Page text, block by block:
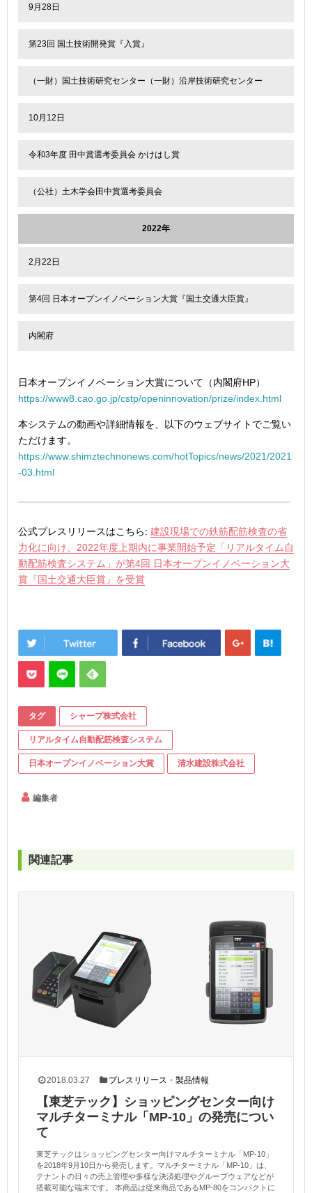
9月28日
第23回 国土技術開発賞『入賞』
（一財）国土技術研究センター（一財）沿岸技術研究センター
10月12日
令和3年度 田中賞選考委員会 かけはし賞
（公社）土木学会田中賞選考委員会
2022年
2月22日
第4回 日本オープンイノベーション大賞『国土交通大臣賞』
内閣府
日本オープンイノベーション大賞について（内閣府HP）
https://www8.cao.go.jp/cstp/openinnovation/prize/index.html
本システムの動画や詳細情報を、以下のウェブサイトでご覧い
ただけます。
https://www.shimztechnonews.com/hotTopics/news/2021/2021
-03.html
公式プレスリリースはこちら: 建設現場での鉄筋配筋検査の省
力化に向け、2022年度上期内に事業開始予定「リアルタイム自
動配筋検査システム」が第4回 日本オープンイノベーション大
賞『国土交通大臣賞』を受賞
タグ シャープ株式会社
リアルタイム自動配筋検査システム
日本オープンイノベーション大賞 清水建設株式会社
編集者
関連記事
2018.03.27 プレスリリース ・製品情報
【東芝テック】ショッピングセンター向け
マルチターミナル「MP-10」の発売につい
て
東芝テックはショッピングセンター向けマルチターミナル「MP-10」
を2018年9月10日から発売します。マルチターミナル「MP-10」は、
テナントの日々の売上管理や多様な決済処理やグループウェアなどが
搭載可能な端末です。 本商品は従来商品であるMP-80をコンパクトに